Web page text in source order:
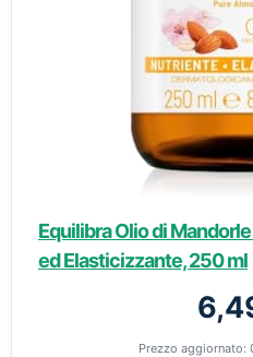
Equilibra Olio di
ed Elasticizzante, 250 ml
Prezzo aggiornato: